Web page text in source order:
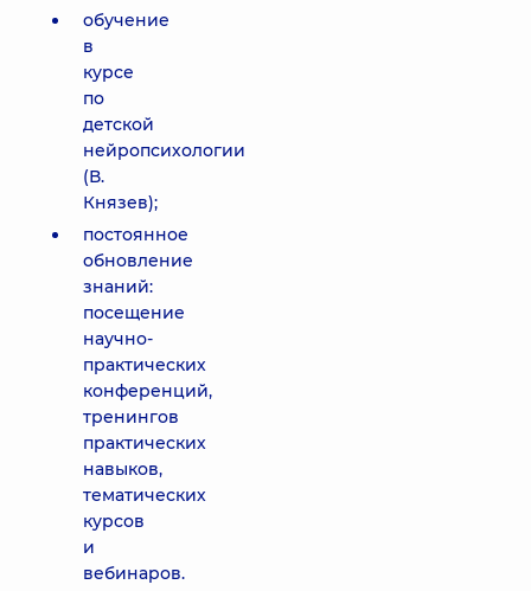
обучение
в
курсе
по
детской
нейропсихологии
(В.
Князев);
постоянное
обновление
знаний:
посещение
научно-
практических
конференций,
тренингов
практических
навыков,
тематических
курсов
и
вебинаров.